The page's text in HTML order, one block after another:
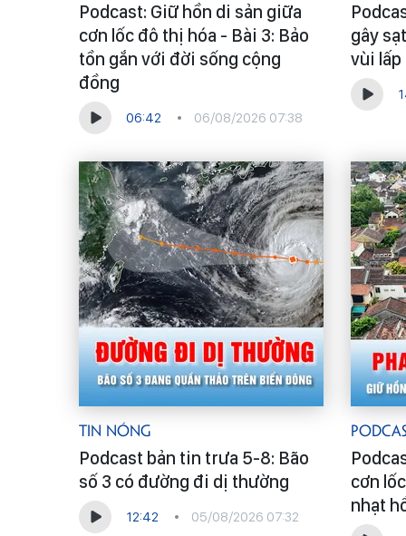
Podcast: Giữ hồn di sản giữa
cơn lốc đô thị hóa - Bài 3: Bảo
tồn gắn với đời sống cộng
đồng
06:42 06/08/2026 07:38
gây
vùi lấp
Tin Nóng
Podcast bản tin trưa 5-8: Bão
số 3 có đường đi dị thường
12:42 05/08/2026 07:32
cơn
nhạt